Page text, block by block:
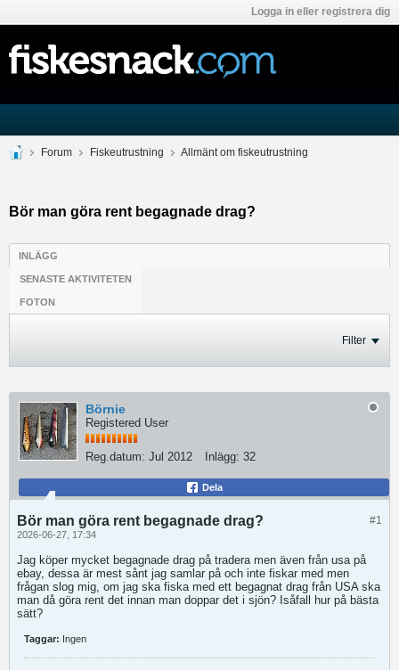
Logga in eller registrera dig
Forum Fiskeutrustning Allmänt om fiskeutrustning
Bör man göra rent begagnade drag?
INLÄGG
SENASTE AKTIVITETEN
FOTON
Filter
Börnie
Registered User
Reg.datum: Jul 2012 Inlägg: 32
Dela
#1
Bör man göra rent begagnade drag?
2026-06-27, 17:34
Jag köper mycket begagnade drag på tradera men även från usa på
ebay, dessa är mest sånt jag samlar på och inte fiskar med men
frågan slog mig, om jag ska fiska med ett begagnat drag från USA ska
man då göra rent det innan man doppar det i sjön? Isåfall hur på bästa
sätt?
Taggar: Ingen